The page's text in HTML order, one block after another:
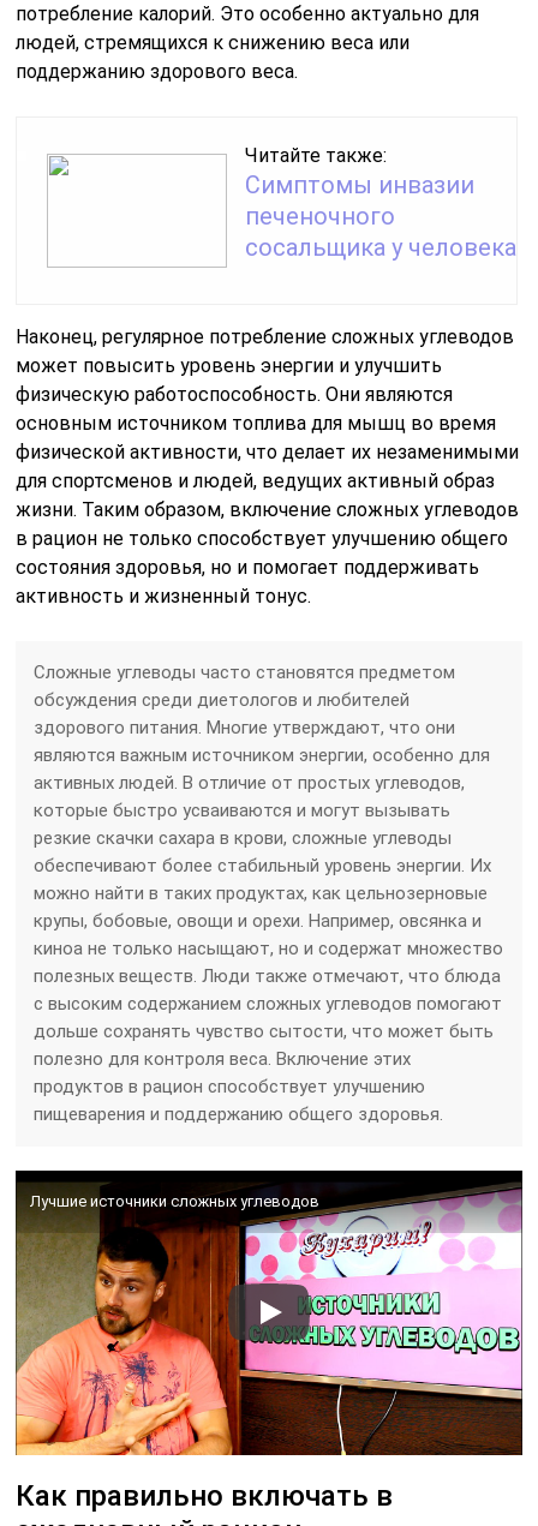
потребление калорий. Это особенно актуально для
людей, стремящихся к снижению веса или
поддержанию здорового веса.
Читайте также:
Симптомы инвазии
печеночного
сосальщика у человека
Наконец, регулярное потребление сложных углеводов
может повысить уровень энергии и улучшить
физическую работоспособность. Они являются
основным источником топлива для мышц во время
физической активности, что делает их незаменимыми
для спортсменов и людей, ведущих активный образ
жизни. Таким образом, включение сложных углеводов
в рацион не только способствует улучшению общего
состояния здоровья, но и помогает поддерживать
активность и жизненный тонус.
Сложные углеводы часто становятся предметом
обсуждения среди диетологов и любителей
здорового питания. Многие утверждают, что они
являются важным источником энергии, особенно для
активных людей. В отличие от простых углеводов,
которые быстро усваиваются и могут вызывать
резкие скачки сахара в крови, сложные углеводы
обеспечивают более стабильный уровень энергии. Их
можно найти в таких продуктах, как цельнозерновые
крупы, бобовые, овощи и орехи. Например, овсянка и
киноа не только насыщают, но и содержат множество
полезных веществ. Люди также отмечают, что блюда
с высоким содержанием сложных углеводов помогают
дольше сохранять чувство сытости, что может быть
полезно для контроля веса. Включение этих
продуктов в рацион способствует улучшению
пищеварения и поддержанию общего здоровья.
Лучшие источники сложных углеводов
Как правильно включать в